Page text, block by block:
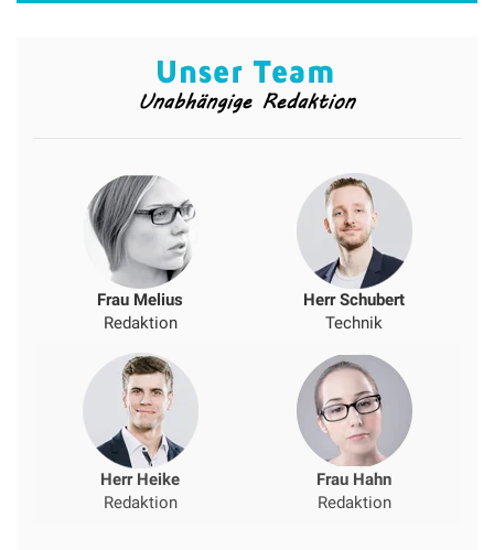
Frau Melius
Redaktion
Herr Schubert
Technik
Herr Heike
Redaktion
Frau Hahn
Redaktion